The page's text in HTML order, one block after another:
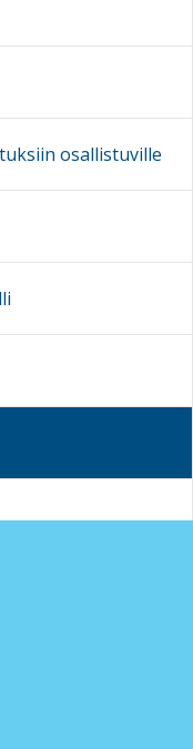
osallistuville